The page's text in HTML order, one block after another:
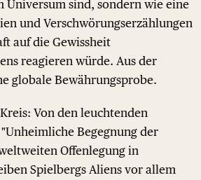
Universum sind, sondern wie eine
und Verschwörungserzählungen
auf die Gewissheit
reagieren würde. Aus der
globale Bewährungsprobe.
Von den leuchtenden
Begegnung der
Offenlegung in
Spielbergs Aliens vor allem